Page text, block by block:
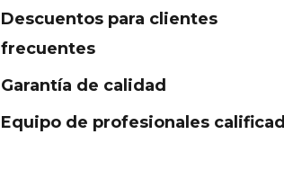
Descuentos para clientes
frecuentes
Garantía de calidad
Equipo de profesionales